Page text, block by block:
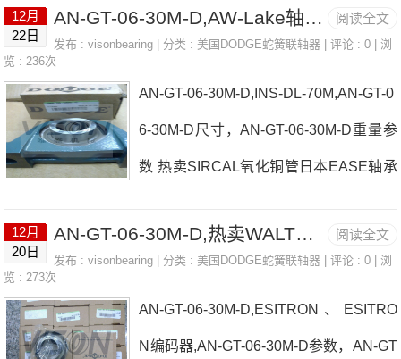
牌推荐：TWK编码器GIM5000TBAUDA
0M-D价
M-D厂家F4B-SL-115F4B-DLEZ-50M-P
格抢新B&K磨机振动信号转换控制器KEJ
EPSEN冷却器，KEJEPSEN冷却器日本
EASE轴承AN-GT-06-30M-D参数AN-GT-
销型号推荐：AN-GT-06-30M-D， ，热
LE
阅读全文
12月
22日
AN-GT-06-30M-D,AW-Lake轴流流量计
发布 :visonbearing | 分类 :美国DODGE蛇簧联轴器 | 评论 : 0 | 浏
览 : 236次
AN-GT-06-30M-D,INS-DL-70M,AN-GT-0
6-30M-D尺寸，AN-GT-06-30M-D重量参
数 热卖SIRCAL氧化铜管日本EASE轴承
统TB-DLEZ-30M-P日本EASE轴承AN-G
T-014日本EASE轴承AN-GT-06-30M-D
参数AN-GT-06-30M-D价格,AN-GT-06-30
阅读全文
12月
20日
AN-GT-06-30M-D,热卖WALTHER联轴器
发布 :visonbearing | 分类 :美国DODGE蛇簧联轴器 | 评论 : 0 | 浏
览 : 273次
AN-GT-06-30M-D,ESITRON、ESITRO
N编码器,AN-GT-06-30M-D参数，AN-GT